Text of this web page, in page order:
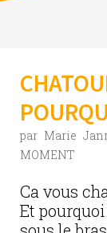
par Marie
MOMENT
Ca vous
Et